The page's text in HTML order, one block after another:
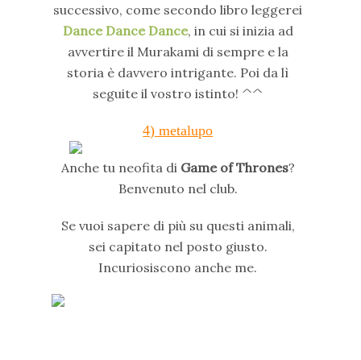
successivo, come secondo libro leggerei
Dance Dance Dance, in cui si inizia ad
avvertire il Murakami di sempre e la
storia è davvero intrigante. Poi da lì
seguite il vostro istinto! ^^
4) metalupo
Anche tu neofita di Game of Thrones?
Benvenuto nel club.
Se vuoi sapere di più su questi animali,
sei capitato nel posto giusto.
Incuriosiscono anche me.